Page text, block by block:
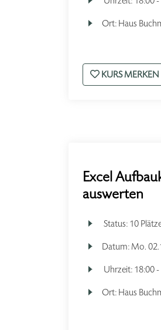
Ort: Haus
KURS MERKEN
Excel
auswerten
Status: 10
Datum: Mo.
Uhrzeit: 18:00
Ort: Haus